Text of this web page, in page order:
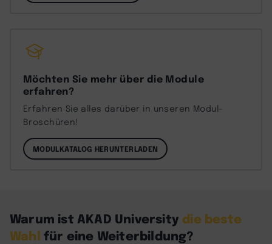
Möchten Sie mehr über die Module
erfahren?
Erfahren Sie alles darüber in unseren Modul-
Broschüren!
MODULKATALOG HERUNTERLADEN
Warum ist AKAD University die beste
Wahl für eine Weiterbildung?